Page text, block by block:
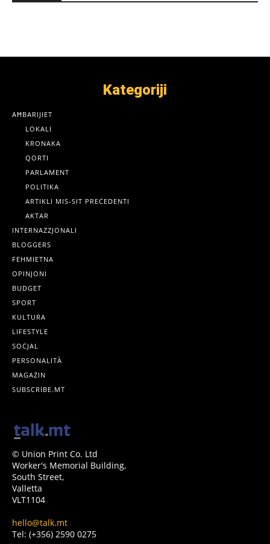
Kategoriji
AĦBARIJIET
LOKALI
KRONAKA
QORTI
PARLAMENT
POLITIKA
ARTIKLI MIS-SIT PREĊEDENTI
AKTAR
INTERNAZZJONALI
BLOGGERS
FEHMIETNA
OPINJONI
BUDGET
SPORT
KULTURA
LIFESTYLE
SOĊJAL
PERSONALITÀ
MAGAŻIN
SUBSCRIBE.MT
© Union Print Co. Ltd
Worker's Memorial Building,
South Street,
Valletta
VLT1104
hello@talk.mt
Tel: (+356) 2590 0275